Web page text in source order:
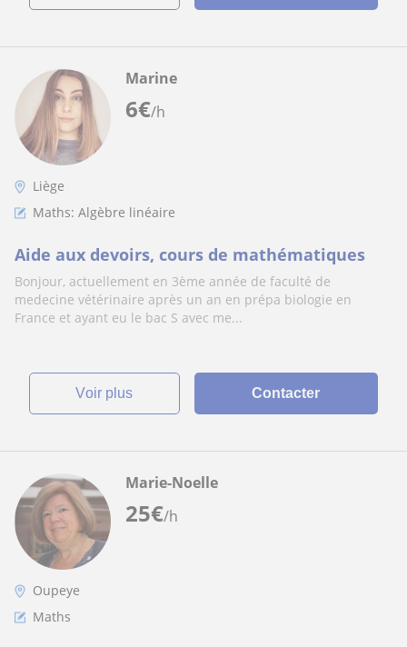
6€/h
Marine
Liège
Maths: Algèbre linéaire
Aide aux devoirs, cours de mathématiques
Bonjour, actuellement en 3ème année de faculté de
medecine vétérinaire après un an en prépa biologie en
France et ayant eu le bac S avec me...
voir plus Contacter
25€/h
Marie-Noelle
Oupeye
Maths